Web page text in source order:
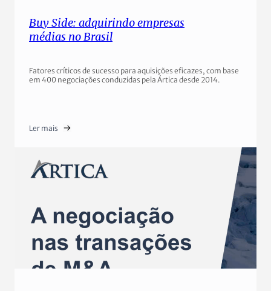
Buy Side: adquirindo empresas
médias no Brasil
Fatores críticos de sucesso para aquisições eficazes, com base
em 400 negociações conduzidas pela Ártica desde 2014.
Ler mais